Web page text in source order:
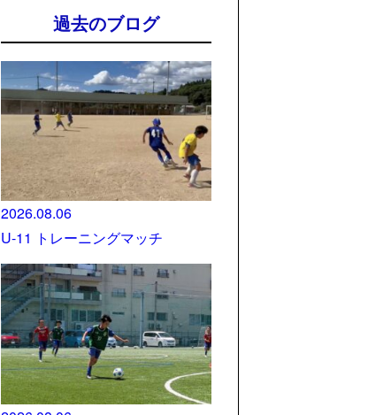
過去のブログ
2026.08.06
U-11 トレーニングマッチ